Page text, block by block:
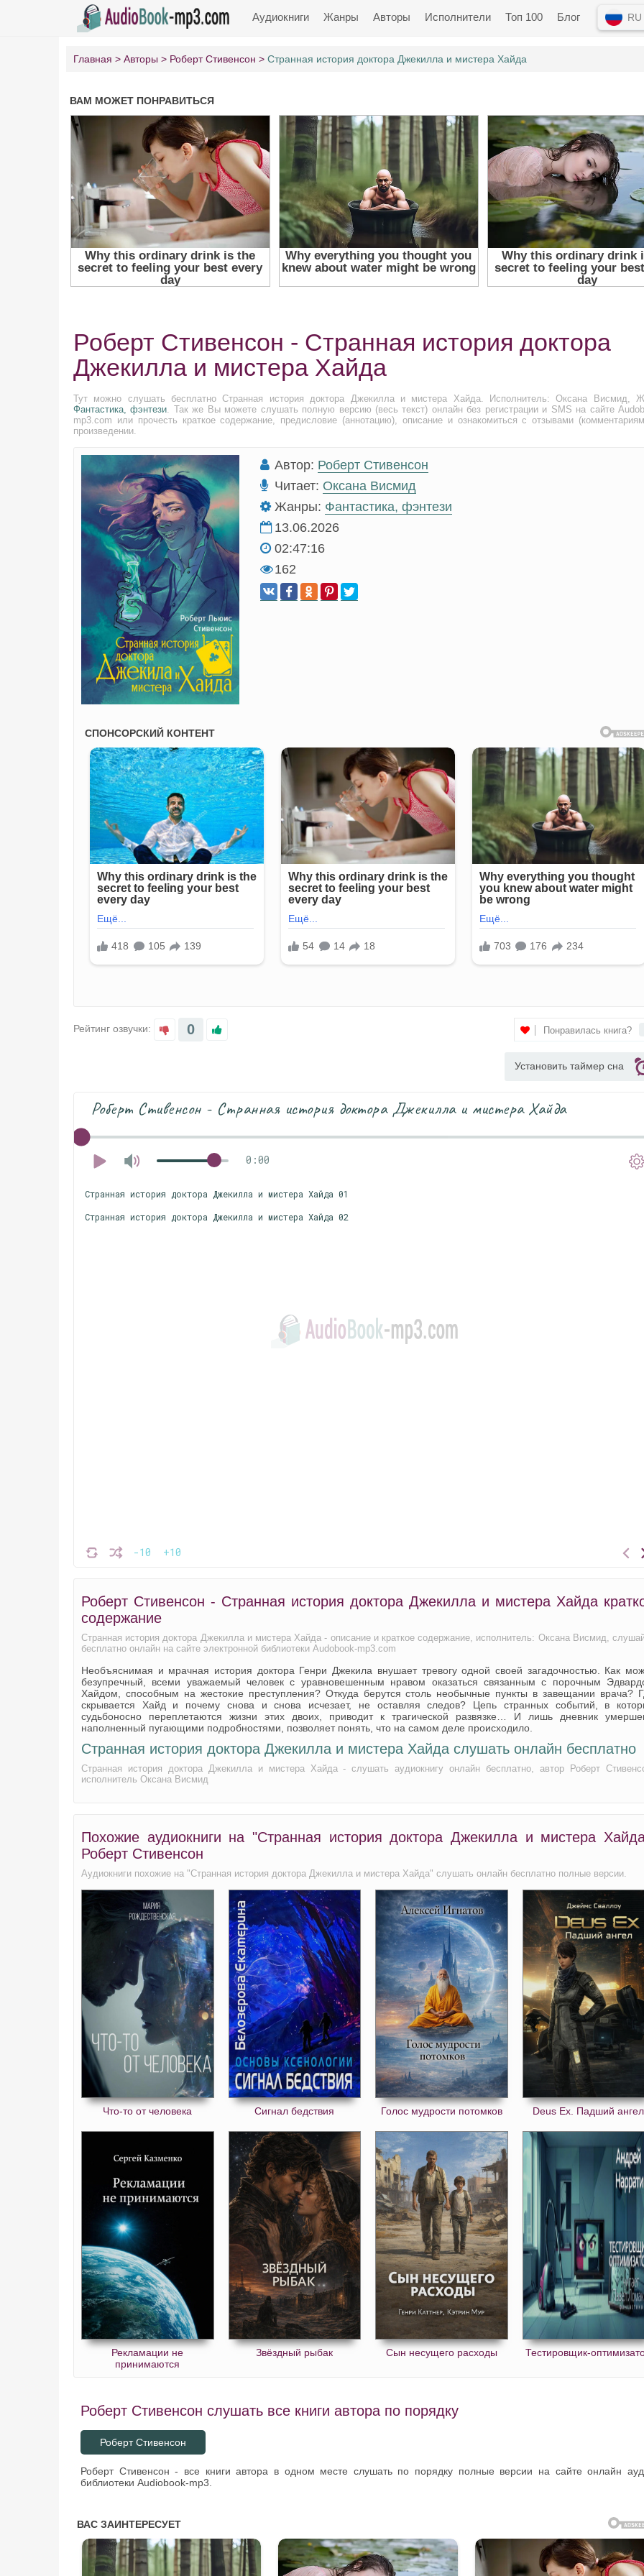
Аудиокниги Жанры Авторы Исполнители Топ 100 Блог RU
Главная Авторы Роберт Стивенсон Странная история доктора Джекилла и мистера Хайда
Роберт Стивенсон - Странная история доктора
Джекилла и мистера Хайда
Тут можно слушать бесплатно Странная история доктора Джекилла и мистера Хайда. Исполнитель: Оксана Висмид,
Фантастика, фэнтези. Так же Вы можете слушать полную версию (весь текст) онлайн без регистрации и SMS на сайте
mp3.com или прочесть краткое содержание, предисловие (аннотацию), описание и ознакомиться с отзывами
произведении.
Автор: Роберт Стивенсон
Читает: Оксана Висмид
Жанры: Фантастика, фэнтези
13.06.2026
02:47:16
162
Рейтинг озвучки: 0 Понравилась книга?
Установить таймер сна
Роберт Стивенсон - Странная история доктора Джекилла и мистера Хайда
0:00
-10 +10
Странная история доктора Джекилла и мистера Хайда 01
Странная история доктора Джекилла и мистера Хайда 02
Роберт Стивенсон - Странная история доктора Джекилла и мистера Хайда
содержание
Странная история доктора Джекилла и мистера Хайда - описание и краткое содержание, исполнитель: Оксана Висмид,
бесплатно онлайн на сайте электронной библиотеки Audobook-mp3.com
Необъяснимая и мрачная история доктора Генри Джекила внушает тревогу одной своей загадочностью. Как
безупречный, всеми уважаемый человек с уравновешенным нравом оказаться связанным с порочным
Хайдом, способным на жестокие преступления? Откуда берутся столь необычные пункты в завещании врача?
скрывается Хайд и почему снова и снова исчезает, не оставляя следов? Цепь странных событий, в
судьбоносно переплетаются жизни этих двоих, приводит к трагической развязке… И лишь дневник
наполненный пугающими подробностями, позволяет понять, что на самом деле происходило.
Странная история доктора Джекилла и мистера Хайда слушать онлайн бесплатно
Странная история доктора Джекилла и мистера Хайда - слушать аудиокнигу онлайн бесплатно, автор Роберт
исполнитель Оксана Висмид
Похожие аудиокниги на "Странная история доктора Джекилла и мистера
Роберт Стивенсон
Аудиокниги похожие на "Странная история доктора Джекилла и мистера Хайда" слушать онлайн бесплатно полные версии.
Что-то от человека Сигнал бедствия Голос мудрости потомков Deus Ex. Падший ангел
Рекламации не
принимаются
Звёздный рыбак Сын несущего расходы Тестировщик-
Роберт Стивенсон слушать все книги автора по порядку
Роберт Стивенсон
Роберт Стивенсон - все книги автора в одном месте слушать по порядку полные версии на сайте онлайн
библиотеки Audiobook-mp3.